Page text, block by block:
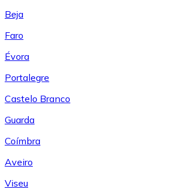
Beja
Faro
Évora
Portalegre
Castelo Branco
Guarda
Coímbra
Aveiro
Viseu